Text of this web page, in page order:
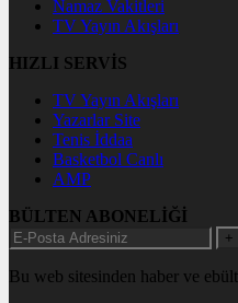
Namaz Vakitleri
TV Yayın Akışları
HIZLI SERVİS
TV Yayın Akışları
Yazarlar Site
Tenis İddaa
Basketbol Canlı
AMP
BÜLTEN ABONELİĞİ
+
Bu web sitesinden haber ve